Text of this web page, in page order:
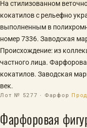
На стилизованном
кокатилов с рельефно
выполненным в
номер 7336. Заводская
Происхождение: из
частного лица.
кокатилов. Заводская
век.
Лот № 5277 · Фарфор
Фарфоровая